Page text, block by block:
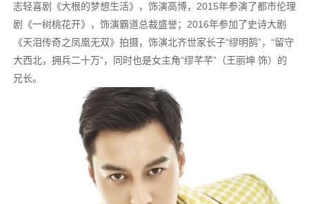
志轻喜剧《大根的梦想生活》，饰演高博，2015年参演了都市伦理
剧《一树桃花开》，饰演霸道总裁盛誉；2016年参加了史诗大剧
《天泪传奇之凤凰无双》拍摄，饰演北齐世家长子“缪明鹄”，“留守
大西北，拥兵二十万”，同时也是女主角“缪芊芊”（王丽坤 饰）的
兄长。